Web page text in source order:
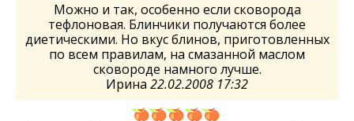
Можно и так, особенно если сковорода
тефлоновая. Блинчики получаются более
диетическими. Но вкус блинов, приготовленных
по всем правилам, на смазанной маслом
сковороде намного лучше.
Ирина 22.02.2008 17:32